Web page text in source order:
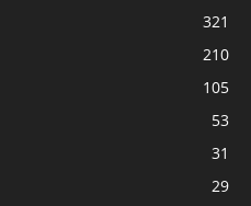
321
210
105
53
31
29